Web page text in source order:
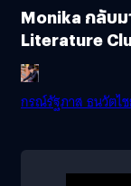
Monika กลับม
Literature
กรณ์รัฐภาส ธนวัตไ